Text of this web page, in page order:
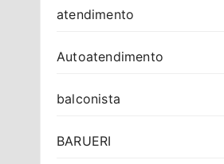
atendimento
Autoatendimento
balconista
BARUERI